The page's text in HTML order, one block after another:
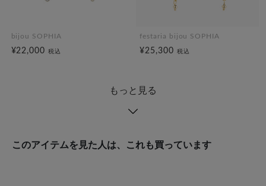
bijou SOPHIA
¥22,000税込
festaria bijou SOPHIA
¥25,300 税込
もっと見る
このアイテムを見た人は、これも買っています